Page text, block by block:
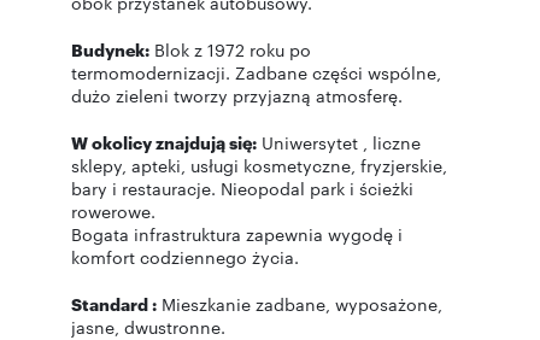
Budynek: Blok z 1972 roku po
termomodernizacji. Zadbane części wspólne,
dużo zieleni tworzy przyjazną atmosferę.
W okolicy znajdują się: Uniwersytet , liczne
sklepy, apteki, usługi kosmetyczne, fryzjerskie,
bary i restauracje. Nieopodal park i ścieżki
rowerowe.
Bogata infrastruktura zapewnia wygodę i
komfort codziennego życia.
Standard : Mieszkanie zadbane, wyposażone,
jasne, dwustronne.